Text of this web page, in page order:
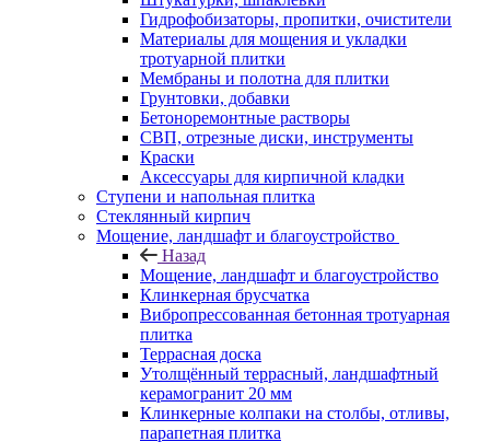
Гидрофобизаторы, пропитки, очистители
Материалы для мощения и укладки
тротуарной плитки
Мембраны и полотна для плитки
Грунтовки, добавки
Бетоноремонтные растворы
СВП, отрезные диски, инструменты
Краски
Аксессуары для кирпичной кладки
Ступени и напольная плитка
Cтеклянный кирпич
Мощение, ландшафт и благоустройство
Назад
Мощение, ландшафт и благоустройство
Клинкерная брусчатка
Вибропрессованная бетонная тротуарная
плитка
Террасная доска
Утолщённый террасный, ландшафтный
керамогранит 20 мм
Клинкерные колпаки на столбы, отливы,
парапетная плитка